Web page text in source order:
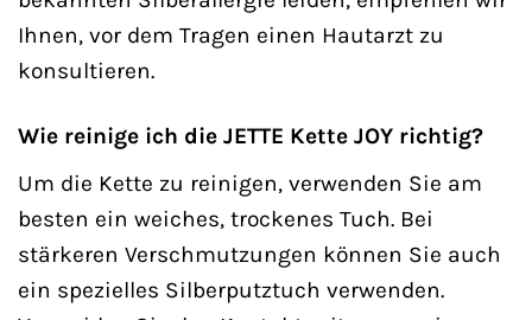
Ihnen, vor dem Tragen einen Hautarzt zu
konsultieren.
Wie reinige ich die JETTE Kette JOY richtig?
Um die Kette zu reinigen, verwenden Sie am
besten ein weiches, trockenes Tuch. Bei
stärkeren Verschmutzungen können Sie auch
ein spezielles Silberputztuch verwenden.